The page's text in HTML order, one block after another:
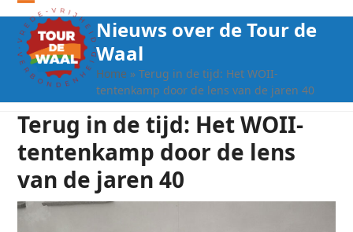
Open
mobile
menu
Close
mobile
menu
Nieuws over de Tour de
Waal
Home »Terug in de tijd: Het WOII-
tentenkamp door de lens van de jaren 40
Terug in de tijd: Het WOII-
tentenkamp door de lens
van de jaren 40